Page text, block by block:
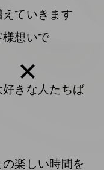
ていきます
想いで
きな人たちば
楽しい時間を